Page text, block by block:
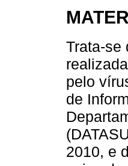
Trata-se
pelo
de
2010, e